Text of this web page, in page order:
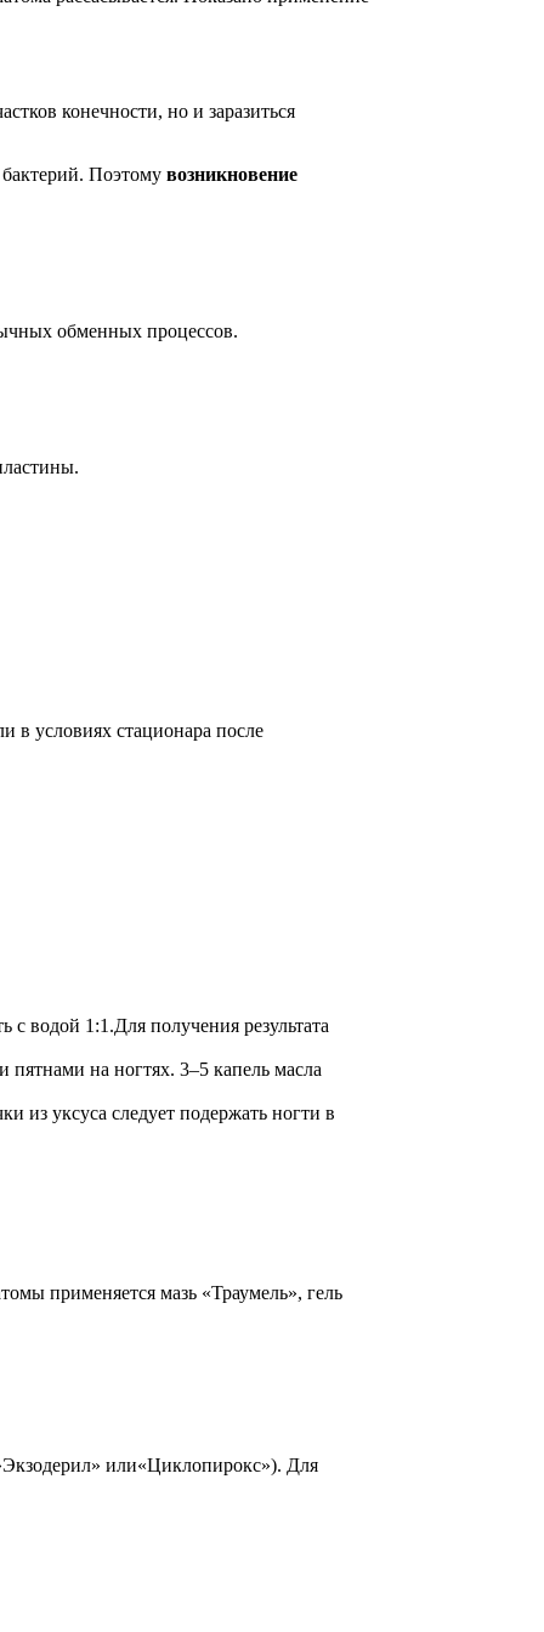
конечности, но и заразиться
Поэтому возникновение
обменных процессов.
в условиях стационара после
водой 1:1.Для получения результата
на ногтях. 3–5 капель масла
из уксуса следует подержать ногти в
применяется мазь «Траумель», гель
или«Циклопирокс»). Для